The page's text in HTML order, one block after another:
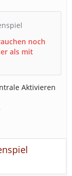
noch
als mit
Aktivieren